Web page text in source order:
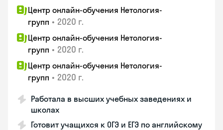
Центр онлайн-обучения Нетология-
групп • 2020 г.
Центр онлайн-обучения Нетология-
групп • 2020 г.
Центр онлайн-обучения Нетология-
групп • 2020 г.
Работала в высших учебных заведениях и
школах
Готовит учащихся к ОГЭ и ЕГЭ по английскому